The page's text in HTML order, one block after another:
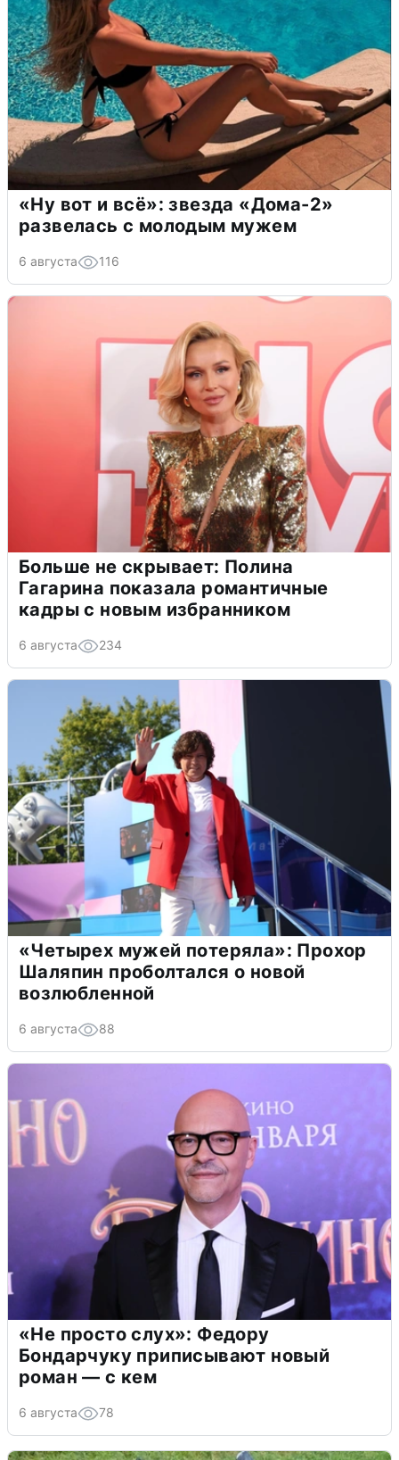
«Ну вот и всё»: звезда «Дома-2»
развелась с молодым мужем
6 августа 116
Больше не скрывает: Полина
Гагарина показала романтичные
кадры с новым избранником
6 августа 234
«Четырех мужей потеряла»: Прохор
Шаляпин проболтался о новой
возлюбленной
6 августа 88
«Не просто слух»: Федору
Бондарчуку приписывают новый
роман — с кем
6 августа 78